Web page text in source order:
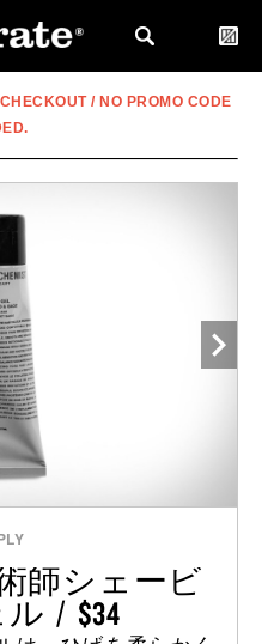
/ NO PROMO CODE
師シェービ
/ $34